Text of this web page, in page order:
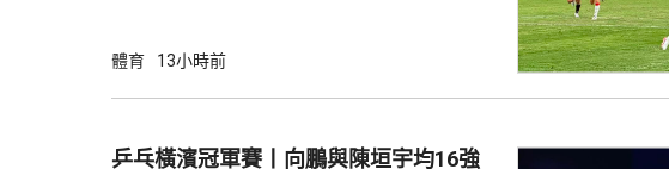
射，貼柱出底線，之後阿歷山大柏夫洛域在禁
路開出罰球，由南韓後衛金玟哉頂入，打破僵
體育 13小時前
乒乓橫濱冠軍賽丨向鵬與陳垣宇均16強